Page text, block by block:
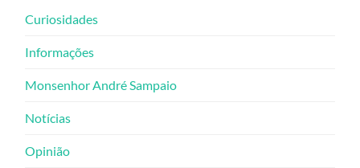
Curiosidades
Informações
Monsenhor André Sampaio
Notícias
Opinião